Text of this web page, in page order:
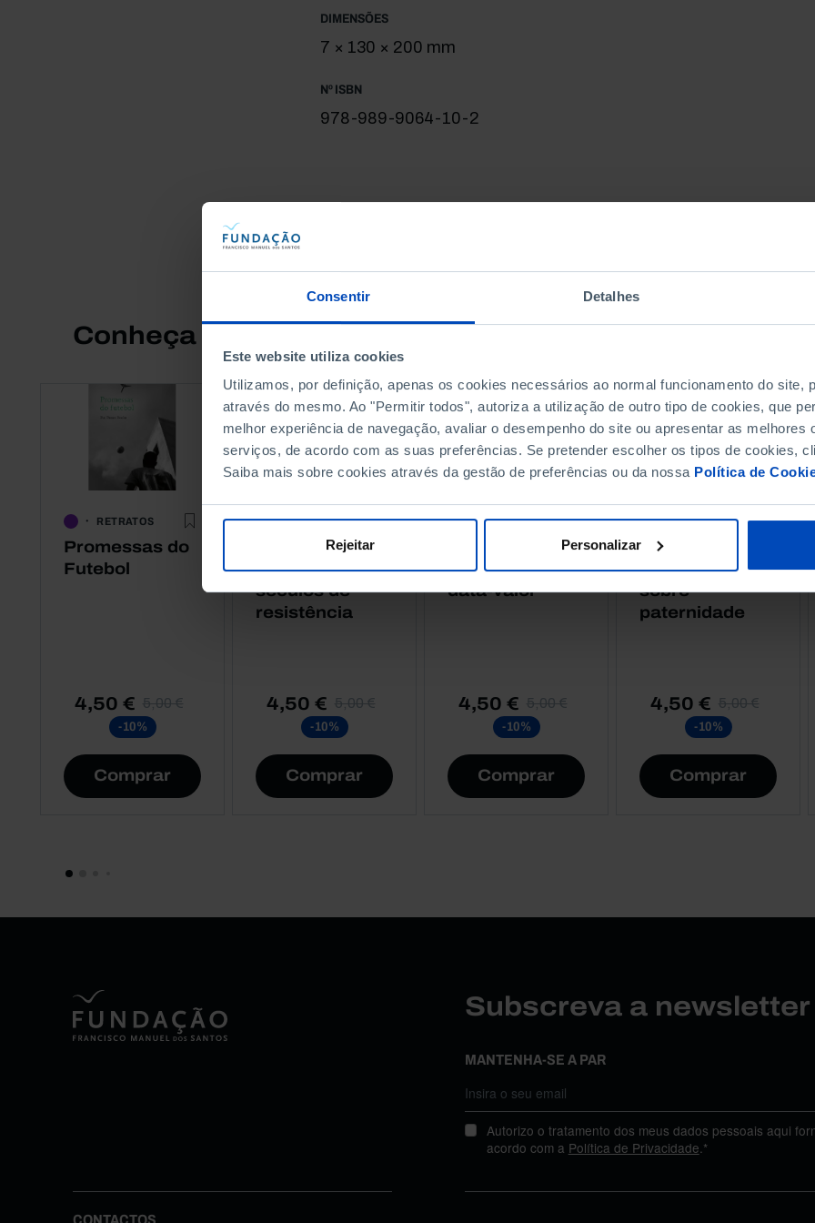
Consentir Detalhes
Este website utiliza cookies
Utilizamos, por definição, apenas os cookies necessários ao normal funcionamento do site,
através do mesmo. Ao "Permitir todos", autoriza a utilização de outro tipo de cookies, que
melhor experiência de navegação, avaliar o desempenho do site ou apresentar as melhores
serviços, de acordo com as suas preferências. Se pretender escolher os tipos de cookies,
Saiba mais sobre cookies através da gestão de preferências ou da nossa Política de
Rejeitar Personalizar
DIMENSÕES
7 × 130 × 200 mm
Nº ISBN
978-989-9064-10-2
Conheça também
RETRATOS
Promessas do
Futebol
4,50 € 5,00 €
-10%
Comprar
RETRATOS
Portugueses
Ciganos, Cinco
séculos de
resistência
4,50 € 5,00 €
-10%
Comprar
RETRATOS
Retratos com
data-valor
4,50 € 5,00 €
-10%
Comprar
RETRATOS
Pais Nossos,
Conversas
sobre
paternidade
4,50 € 5,00 €
-10%
Comprar
Subscreva a
MANTENHA-SE A PAR
Autorizo o tratamento dos meus dados pessoais aqui
acordo com a Política de Privacidade .*
CONTACTOS